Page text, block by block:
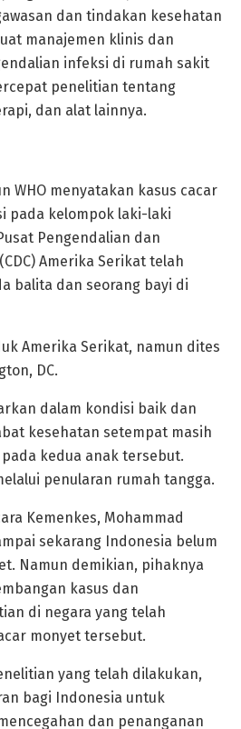
dan tindakan kesehatan
manajemen klinis dan
infeksi di rumah sakit
penelitian tentang
dan alat lainnya.
WHO menyatakan kasus cacar
pada kelompok laki-laki
Pengendalian dan
Amerika Serikat telah
balita dan seorang bayi di
Amerika Serikat, namun dites
DC.
dalam kondisi baik dan
kesehatan setempat masih
kedua anak tersebut.
penularan rumah tangga.
Kemenkes, Mohammad
sekarang Indonesia belum
Namun demikian, pihaknya
kasus dan
di negara yang telah
monyet tersebut.
yang telah dilakukan,
bagi Indonesia untuk
dan penanganan